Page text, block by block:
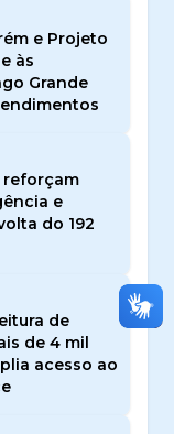
e Projeto
às
Grande
reforçam
e
do 192
de
de 4 mil
acesso ao